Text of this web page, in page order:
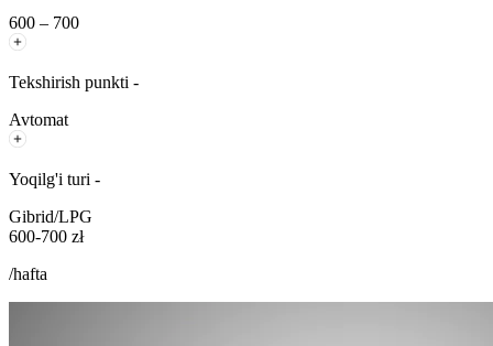
600 – 700
Tekshirish punkti -
Avtomat
Yoqilg'i turi -
Gibrid/LPG
600-700 zł
/hafta